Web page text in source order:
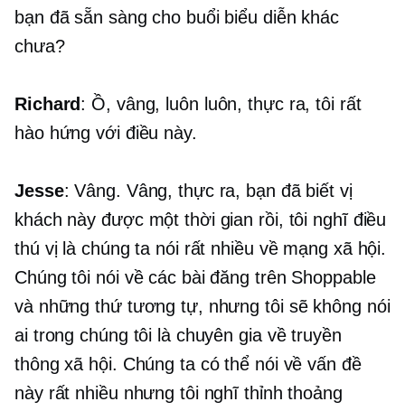
bạn đã sẵn sàng cho buổi biểu diễn khác
chưa?
Richard: Ồ, vâng, luôn luôn, thực ra, tôi rất
hào hứng với điều này.
Jesse: Vâng. Vâng, thực ra, bạn đã biết vị
khách này được một thời gian rồi, tôi nghĩ điều
thú vị là chúng ta nói rất nhiều về mạng xã hội.
Chúng tôi nói về các bài đăng trên Shoppable
và những thứ tương tự, nhưng tôi sẽ không nói
ai trong chúng tôi là chuyên gia về truyền
thông xã hội. Chúng ta có thể nói về vấn đề
này rất nhiều nhưng tôi nghĩ thỉnh thoảng